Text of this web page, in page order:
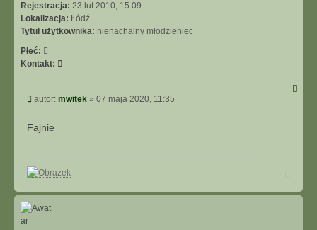
Rejestracja: 23 lut 2010, 15:09
Lokalizacja: Łódź
Tytuł użytkownika: nienachalny młodzieniec
Płeć:
Kontakt:
n
j
s
P
s
autor: mwitek » 07 maja 2020, 11:35
Fajnie
g